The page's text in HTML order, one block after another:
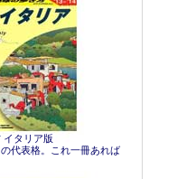
イタリア版
代表格。これ一冊あれば